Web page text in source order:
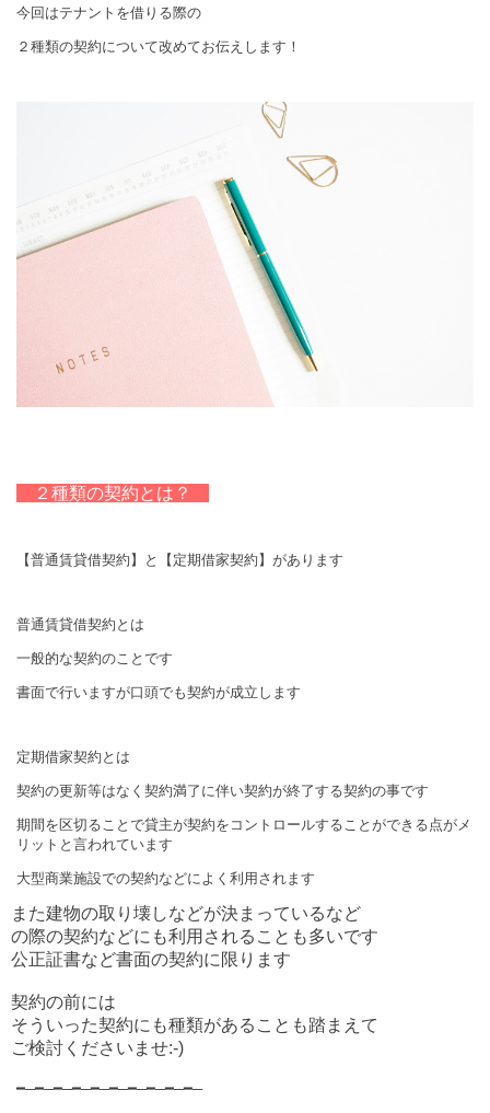
今回はテナントを借りる際の
２種類の契約について改めてお伝えします！
２種類の契約とは？
【普通賃貸借契約】と【定期借家契約】があります
普通賃貸借契約とは
一般的な契約のことです
書面で行いますが口頭でも契約が成立します
定期借家契約とは
契約の更新等はなく契約満了に伴い契約が終了する契約の事です
期間を区切ることで貸主が契約をコントロールすることができる点がメ
リットと言われています
大型商業施設での契約などによく利用されます
また建物の取り壊しなどが決まっているなど
の際の契約などにも利用されることも多いです
公正証書など書面の契約に限ります
契約の前には
そういった契約にも種類があることも踏まえて
ご検討くださいませ:-)
━─━─━─━─━─━─━─━─━─━─